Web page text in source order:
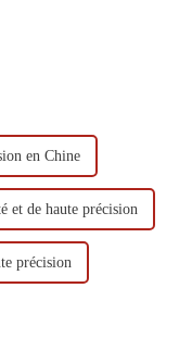
en Chine
et de haute précision
précision